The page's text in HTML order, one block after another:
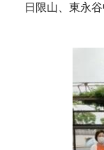
日限山、東永